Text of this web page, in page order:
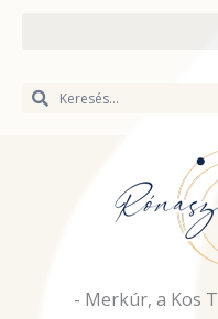
Keresés
Keresés
- Merkúr, a Kos